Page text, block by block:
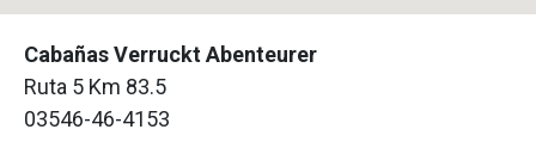
Cabañas Verruckt Abenteurer
Ruta 5 Km 83.5
03546-46-4153